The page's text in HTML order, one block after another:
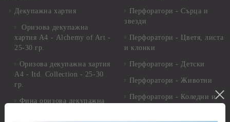
Декупажна хартия
Оризова декупажна
хартия А4 - Alchemy of Art -
25-30 гр.
Оризова декупажна хартия
А4 - Itd. Collection - 25-30
гр.
Фина оризова декупажна
Перфоратори - Сърца и
звезди
Перфоратори - Цветя, листа
и клонки
Перфоратори - Детски
Перфоратори - Животни
Перфоратори - Коледни и